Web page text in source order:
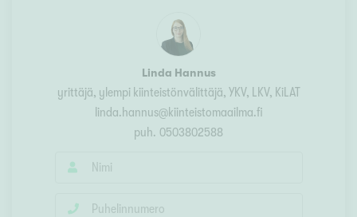
Linda Hannus
yrittäjä, ylempi kiinteistönvälittäjä, YKV, LKV, KiLAT
linda.hannus@kiinteistomaailma.fi
puh. 0503802588